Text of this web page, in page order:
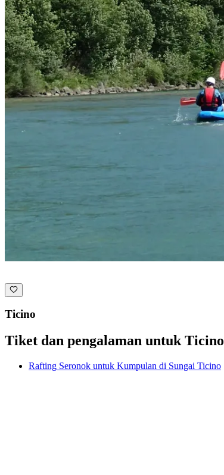
Ticino
Tiket dan pengalaman untuk Ticino
Rafting Seronok untuk Kumpulan di Sungai Ticino